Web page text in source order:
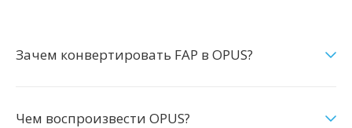
Зачем конвертировать FAP в OPUS?
Чем воспроизвести OPUS?